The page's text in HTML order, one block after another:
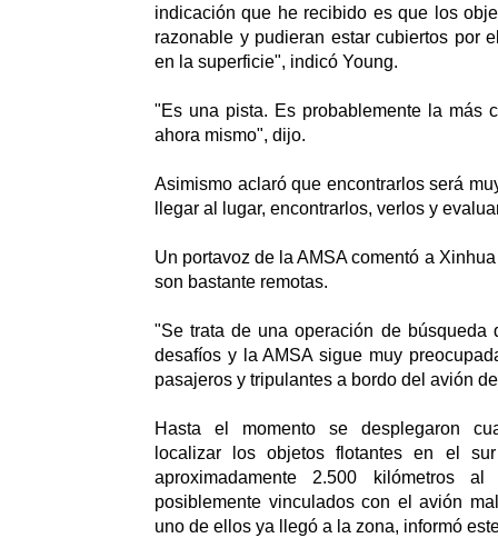
indicación que he recibido es que los
razonable y pudieran estar cubiertos por
en la superficie", indicó Young.
"Es una pista. Es probablemente la más
ahora mismo", dijo.
Asimismo aclaró que encontrarlos será
llegar al lugar, encontrarlos, verlos y
Un portavoz de la AMSA comentó a
son bastante remotas.
"Se trata de una operación de búsqueda
desafíos y la AMSA sigue muy
pasajeros y tripulantes a bordo del avión
Hasta el momento se desplegaron
localizar los objetos flotantes en el
aproximadamente 2.500 kilómetros
posiblemente vinculados con el avión
uno de ellos ya llegó a la zona, informó